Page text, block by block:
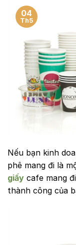
04
Th5
Nếu bạn kinh
phê mang đi là
giấy cafe mang
thành công của